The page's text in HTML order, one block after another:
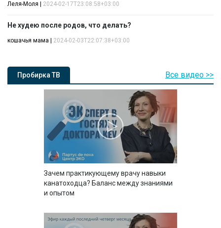
Леля-Моля 2024-02-17T23:08:58+03:00
Не худею после родов, что делать?
кошачья мама 2024-02-03T22:07:38+03:00
Пробирка ТВ
Зачем практикующему врачу навыки
канатоходца? Баланс между знаниями
и опытом
Все видео >>